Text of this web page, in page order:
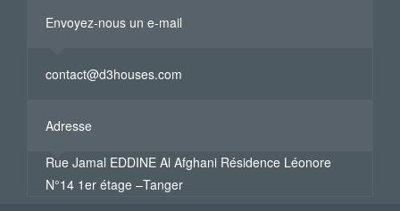
Envoyez-nous un e-mail
contact@d3houses.com
Adresse
Rue Jamal EDDINE Al Afghani Résidence Léonore
N°14 1er étage –Tanger